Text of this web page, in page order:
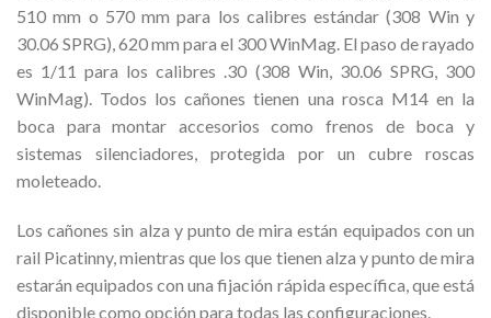
510 mm o 570 mm para los calibres estándar (308 Win y
30.06 SPRG), 620 mm para el 300 WinMag. El paso de rayado
es 1/11 para los calibres .30 (308 Win, 30.06 SPRG, 300
WinMag). Todos los cañones tienen una rosca M14 en la
boca para montar accesorios como frenos de boca y
sistemas silenciadores, protegida por un cubre roscas
moleteado.
Los cañones sin alza y punto de mira están equipados con un
rail Picatinny, mientras que los que tienen alza y punto de mira
estarán equipados con una fijación rápida específica, que está
disponible como opción para todas las configuraciones.